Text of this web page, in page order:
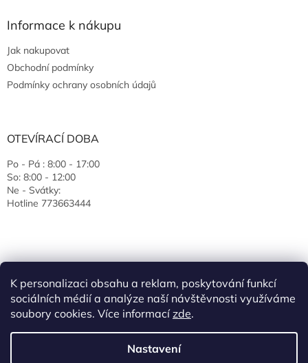
K personalizaci obsahu a reklam, poskytování funkcí
sociálních médií a analýze naší návštěvnosti využíváme
soubory cookies. Více informacízde.
Nastavení
Informace k nákupu
Jak nakupovat
Obchodní podmínky
Podmínky ochrany osobních údajů
OTEVÍRACÍ DOBA
Po - Pá : 8:00 - 17:00
So: 8:00 - 12:00
Ne - Svátky:
Hotline 773663444